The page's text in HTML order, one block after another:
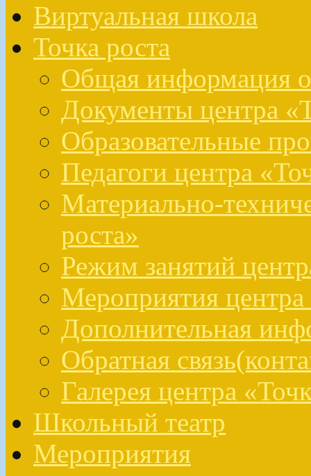
Виртуальная школа
Точка роста
Общая информация о
Документы центра
Образовательные
Педагоги центра
Материально-
роста»
Режим занятий
Мероприятия центра
Дополнительная
Обратная
Галерея центра
Школьный театр
Мероприятия